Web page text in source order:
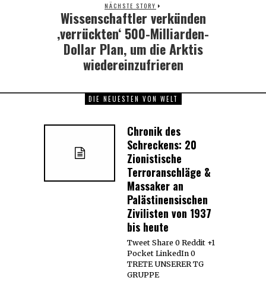
NÄCHSTE STORY
Next
post:
Wissenschaftler verkünden
‚verrückten‘ 500-Milliarden-
Dollar Plan, um die Arktis
wiedereinzufrieren
DIE NEUESTEN VON WELT
Chronik des
Schreckens: 20
Zionistische
Terroranschläge &
Massaker an
Palästinensischen
Zivilisten von 1937
bis heute
Tweet Share 0 Reddit +1
Pocket LinkedIn 0
TRETE UNSERER TG
GRUPPE